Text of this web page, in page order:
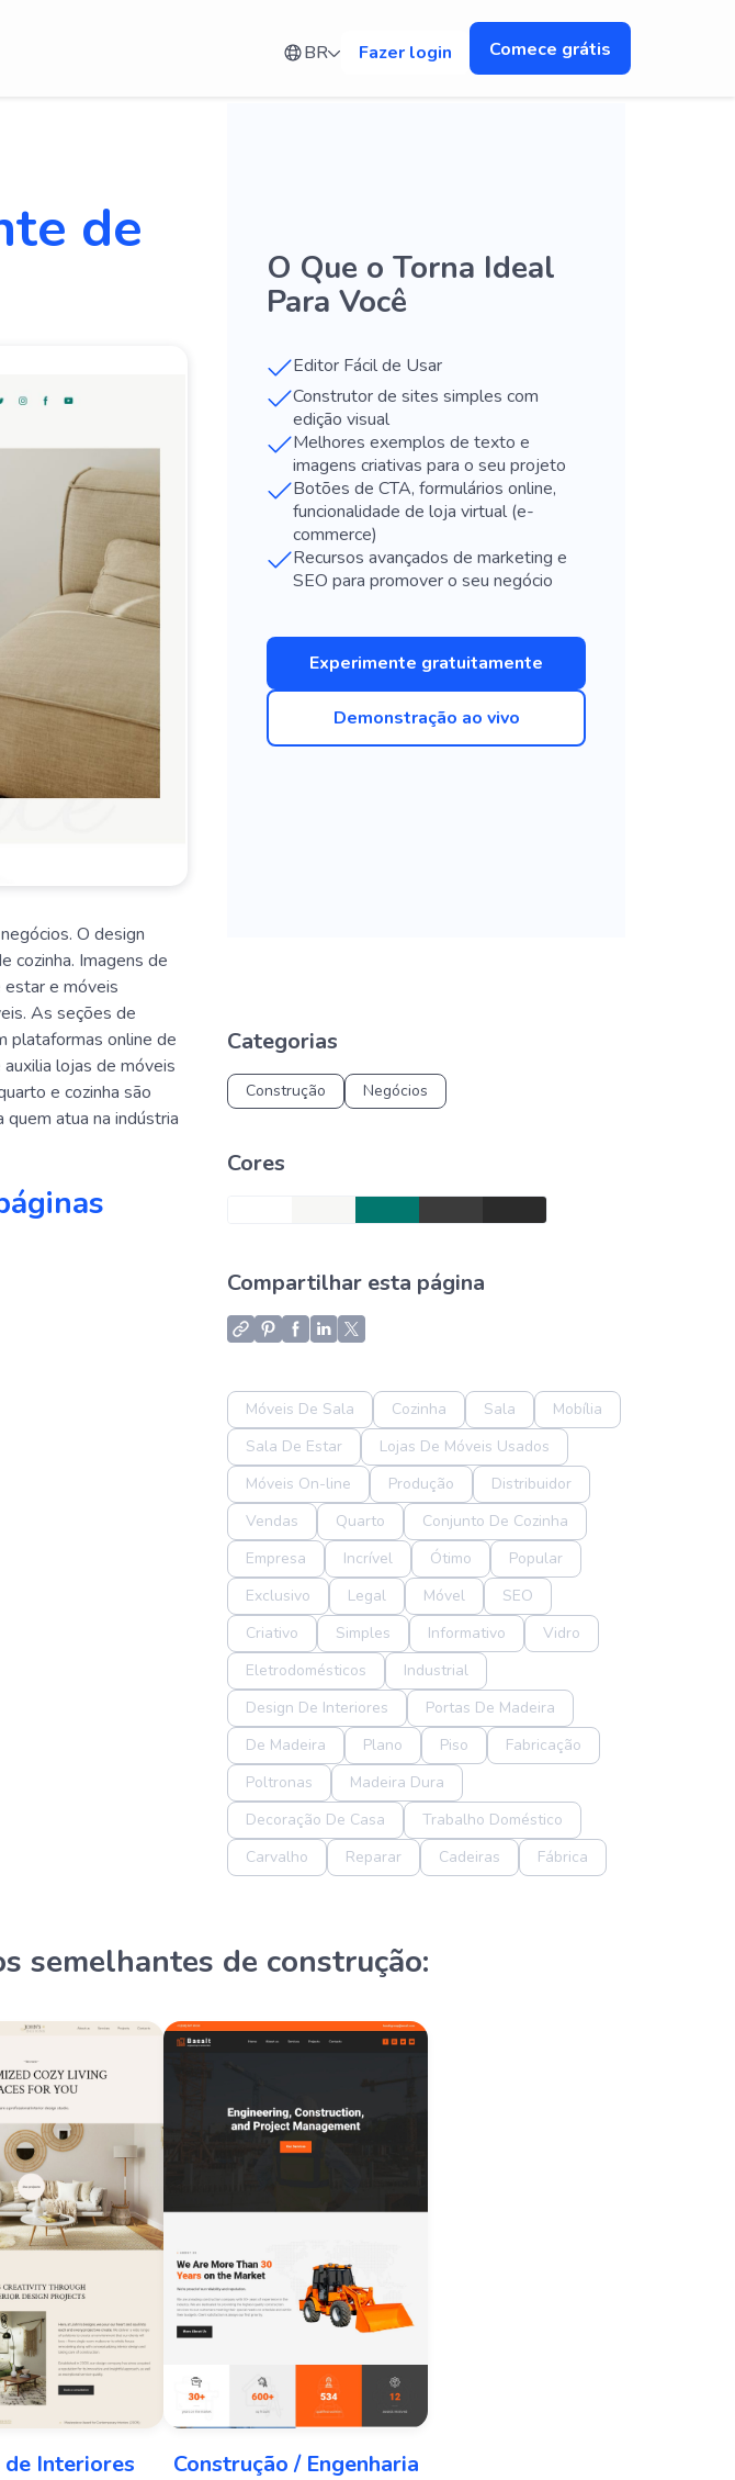
BR Fazer login Comece grátis
de
O design
cozinha. Imagens de
e móveis
As seções de
plataformas online de
lojas de móveis
e cozinha são
atua na indústria
O Que o Torna Ideal
Para Você
Editor Fácil de Usar
Construtor de sites simples com
edição visual
Melhores exemplos de texto e
imagens criativas para o seu projeto
Botões de CTA, formulários online,
funcionalidade de loja virtual (e-
commerce)
Recursos avançados de marketing e
SEO para promover o seu negócio
Experimente gratuitamente
Demonstração ao vivo
Categorias
Construção Negócios
Cores
Compartilhar esta página
Móveis De Sala Cozinha Sala
Mobília
Sala De Estar
Lojas De Móveis Usados
Móveis On-line
Produção
Distribuidor
Vendas
Quarto
Conjunto De Cozinha
Empresa
Incrível Ótimo
Popular
Exclusivo
Legal Móvel
SEO
Criativo
Simples Informativo
Vidro
Eletrodomésticos
Industrial
Design De Interiores
Portas De Madeira
De Madeira
Plano Piso
Fabricação
Poltronas
Madeira Dura
Decoração De Casa
Trabalho Doméstico
Carvalho
Reparar Cadeiras Fábrica
semelhantes de construção:
de Interiores Construção / Engenharia